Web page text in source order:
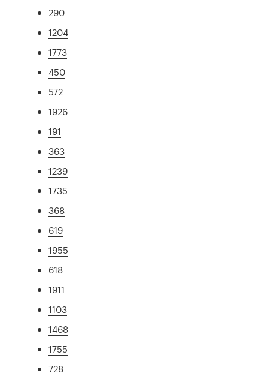
290
1204
1773
450
572
1926
191
363
1239
1735
368
619
1955
618
1911
1103
1468
1755
728